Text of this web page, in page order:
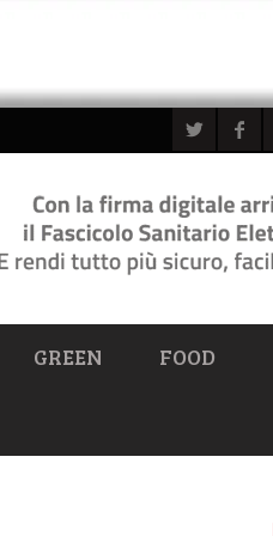
GREEN FOOD